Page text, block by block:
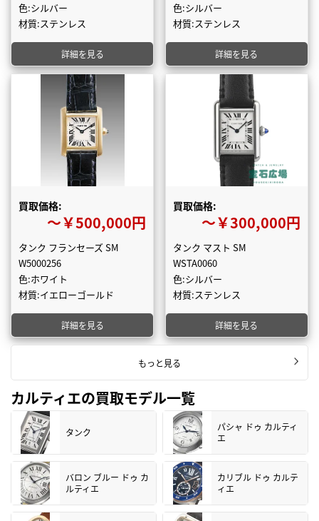
色:シルバー
材質:ステンレス
詳細を見る
色:シルバー
材質:ステンレス
詳細を見る
買取価格:
〜￥500,000円
タンク フランセーズ SM
W5000256
色:ホワイト
材質:イエローゴールド
詳細を見る
買取価格:
〜￥300,000円
タンク マスト SM
WSTA0060
色:シルバー
材質:ステンレス
詳細を見る
もっと見る
カルティエの買取モデル一覧
タンク
パシャ ドゥ カルティ
エ
バロン ブルー ドゥ カ
ルティエ
カリブル ドゥ カルテ
ィエ